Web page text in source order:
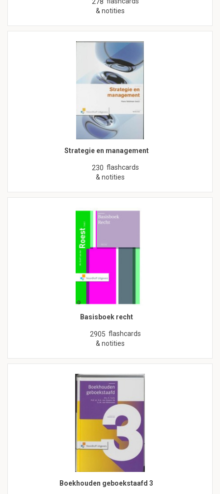
& notities
Strategie en management
230 flashcards
& notities
Basisboek recht
2905 flashcards
& notities
Boekhouden geboekstaafd 3